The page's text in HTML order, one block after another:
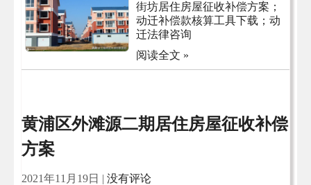
街坊居住房屋征收补偿方案；
动迁补偿款核算工具下载；动
迁法律咨询
阅读全文 »
黄浦区外滩源二期居住房屋征收补偿
方案
2021年11月19日 | 没有评论